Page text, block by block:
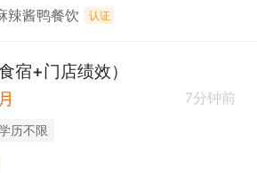
辣酱鸭餐饮 认证
宿+门店绩效）
7分钟前
历不限